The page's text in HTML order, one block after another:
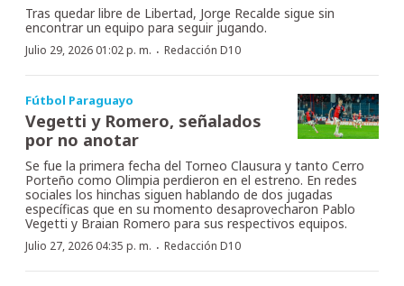
Tras quedar libre de Libertad, Jorge Recalde sigue sin
encontrar un equipo para seguir jugando.
Julio 29, 2026 01:02 p. m. · Redacción D10
Fútbol Paraguayo
Vegetti y Romero, señalados
por no anotar
Se fue la primera fecha del Torneo Clausura y tanto Cerro
Porteño como Olimpia perdieron en el estreno. En redes
sociales los hinchas siguen hablando de dos jugadas
específicas que en su momento desaprovecharon Pablo
Vegetti y Braian Romero para sus respectivos equipos.
Julio 27, 2026 04:35 p. m. · Redacción D10